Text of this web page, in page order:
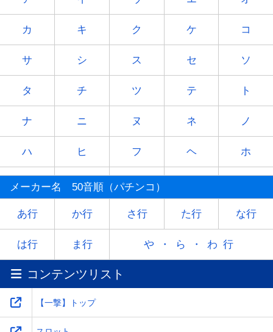
カ キ ク ケ コ
サ シ ス セ ソ
タ チ ツ テ ト
ナ ニ ヌ ネ ノ
ハ ヒ フ ヘ ホ
マ ミ ム
ヤ - ユ - ヨ
ラ リ レ
ワ -
メーカー名 50音順（パチンコ）
あ行 か行 さ行 た行 な行
は行 ま行 や・ら・わ行
コンテンツリスト
【一撃】トップ